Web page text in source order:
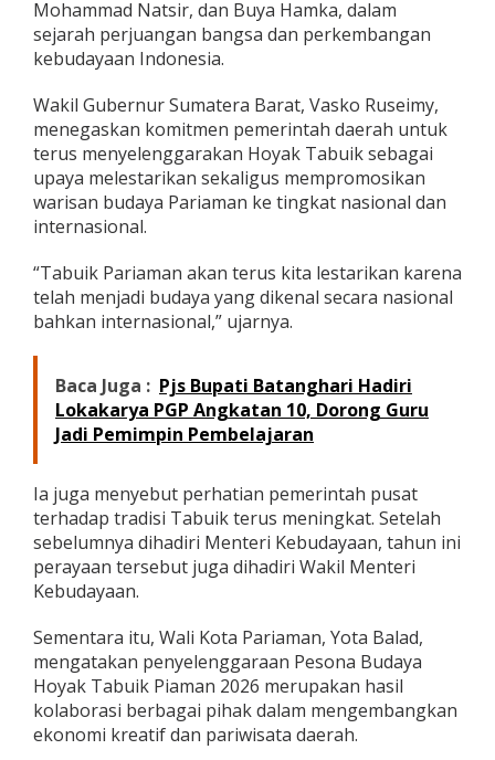
Mohammad Natsir, dan Buya Hamka, dalam
sejarah perjuangan bangsa dan perkembangan
kebudayaan Indonesia.
Wakil Gubernur Sumatera Barat, Vasko Ruseimy,
menegaskan komitmen pemerintah daerah untuk
terus menyelenggarakan Hoyak Tabuik sebagai
upaya melestarikan sekaligus mempromosikan
warisan budaya Pariaman ke tingkat nasional dan
internasional.
“Tabuik Pariaman akan terus kita lestarikan karena
telah menjadi budaya yang dikenal secara nasional
bahkan internasional,” ujarnya.
Baca Juga : Pjs Bupati Batanghari Hadiri
Lokakarya PGP Angkatan 10, Dorong Guru
Jadi Pemimpin Pembelajaran
Ia juga menyebut perhatian pemerintah pusat
terhadap tradisi Tabuik terus meningkat. Setelah
sebelumnya dihadiri Menteri Kebudayaan, tahun ini
perayaan tersebut juga dihadiri Wakil Menteri
Kebudayaan.
Sementara itu, Wali Kota Pariaman, Yota Balad,
mengatakan penyelenggaraan Pesona Budaya
Hoyak Tabuik Piaman 2026 merupakan hasil
kolaborasi berbagai pihak dalam mengembangkan
ekonomi kreatif dan pariwisata daerah.